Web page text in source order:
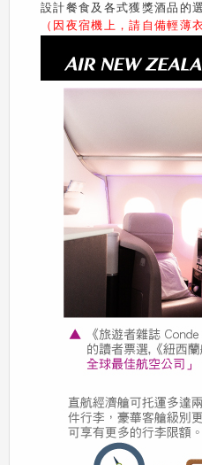
設計餐食及各式獲獎酒品的
（因夜宿機上，請自備輕